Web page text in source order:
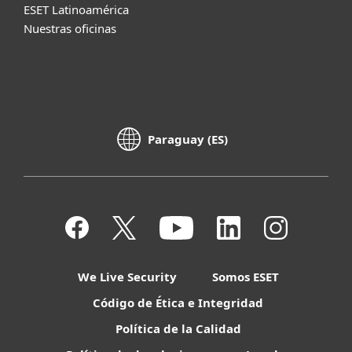
ESET Latinoamérica
Nuestras oficinas
Paraguay (ES)
We Live Security
Somos ESET
Código de Ética e Integridad
Política de la Calidad